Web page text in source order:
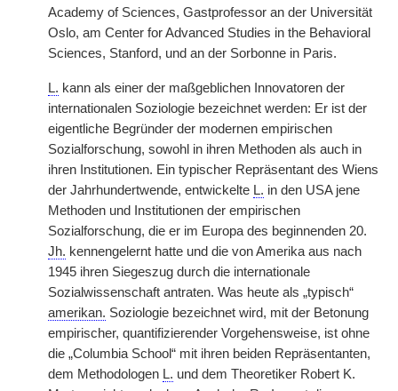
Academy of Sciences, Gastprofessor an der Universität
Oslo, am Center for Advanced Studies in the Behavioral
Sciences, Stanford, und an der Sorbonne in Paris.
L. kann als einer der maßgeblichen Innovatoren der
internationalen Soziologie bezeichnet werden: Er ist der
eigentliche Begründer der modernen empirischen
Sozialforschung, sowohl in ihren Methoden als auch in
ihren Institutionen. Ein typischer Repräsentant des Wiens
der Jahrhundertwende, entwickelte L. in den USA jene
Methoden und Institutionen der empirischen
Sozialforschung, die er im Europa des beginnenden 20.
Jh. kennengelernt hatte und die von Amerika aus nach
1945 ihren Siegeszug durch die internationale
Sozialwissenschaft antraten. Was heute als „typisch“
amerikan. Soziologie bezeichnet wird, mit der Betonung
empirischer, quantifizierender Vorgehensweise, ist ohne
die „Columbia School“ mit ihren beiden Repräsentanten,
dem Methodologen L. und dem Theoretiker Robert K.